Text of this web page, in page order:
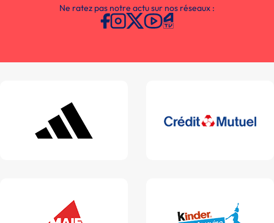
Ne ratez pas notre actu sur nos réseaux :